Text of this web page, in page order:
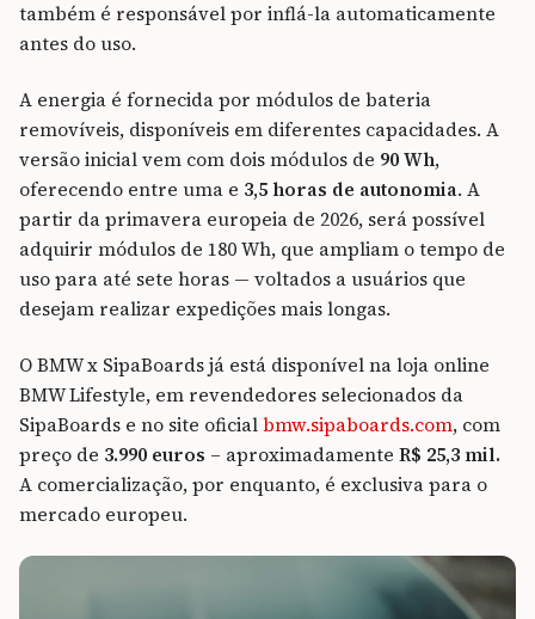
também é responsável por inflá-la automaticamente
antes do uso.
A energia é fornecida por módulos de bateria
removíveis, disponíveis em diferentes capacidades. A
versão inicial vem com dois módulos de 90 Wh,
oferecendo entre uma e 3,5 horas de autonomia. A
partir da primavera europeia de 2026, será possível
adquirir módulos de 180 Wh, que ampliam o tempo de
uso para até sete horas — voltados a usuários que
desejam realizar expedições mais longas.
O BMW x SipaBoards já está disponível na loja online
BMW Lifestyle, em revendedores selecionados da
SipaBoards e no site oficialbmw.sipaboards.com, com
preço de 3.990 euros – aproximadamente R$ 25,3 mil.
A comercialização, por enquanto, é exclusiva para o
mercado europeu.